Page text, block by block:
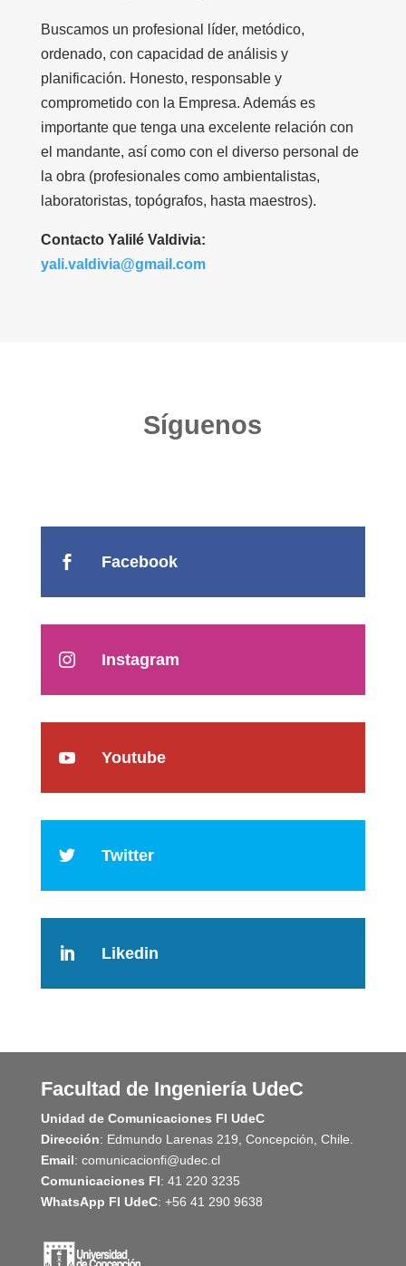
Buscamos un profesional líder, metódico,
ordenado, con capacidad de análisis y
planificación. Honesto, responsable y
comprometido con la Empresa. Además es
importante que tenga una excelente relación con
el mandante, así como con el diverso personal de
la obra (profesionales como ambientalistas,
laboratoristas, topógrafos, hasta maestros).
Contacto Yalilé Valdivia:
yali.valdivia@gmail.com
Síguenos
 Facebook
 Instagram
 Youtube
 Twitter
 Likedin
Facultad de Ingeniería UdeC
Unidad de Comunicaciones FI UdeC
Dirección: Edmundo Larenas 219, Concepción, Chile.
Email: comunicacionfi@udec.cl
Comunicaciones FI: 41 220 3235
WhatsApp FI UdeC: +56 41 290 9638